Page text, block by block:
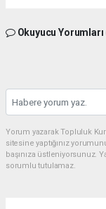
Okuyucu Yorumları
Yorum yazarak Topluluk
sitesine yaptığınız
başınıza üstleniyorsunuz.
sorumlu tutulamaz.